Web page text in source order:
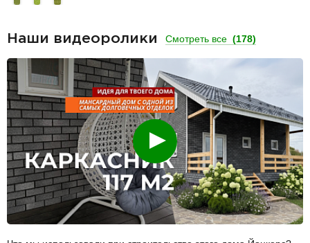
Наши видеоролики Смотреть все (178)
Смотреть